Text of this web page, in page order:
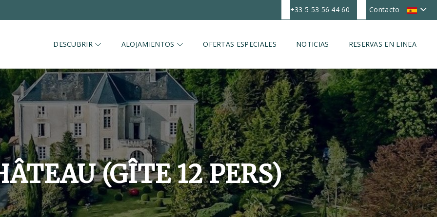
Contacto
+33 5 53 56 44 60
DESCUBRIR ALOJAMIENTOS OFERTAS ESPECIALES NOTICIAS RESERVAS EN LINEA
(GÎTE 12 PERS)